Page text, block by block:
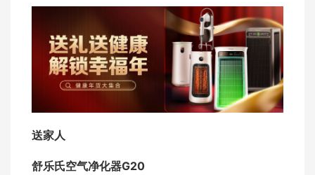
送家人
舒乐氏空气净化器G20